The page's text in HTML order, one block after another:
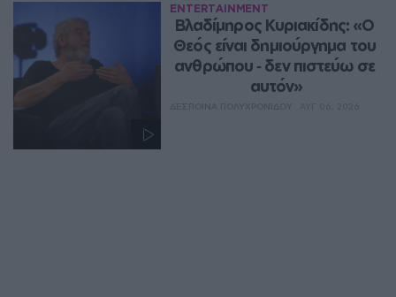
ENTERTAINMENT
Βλαδίμηρος Κυριακίδης: «Ο
Θεός είναι δημιούργημα του
ανθρώπου ‑ δεν πιστεύω σε
αυτόν»